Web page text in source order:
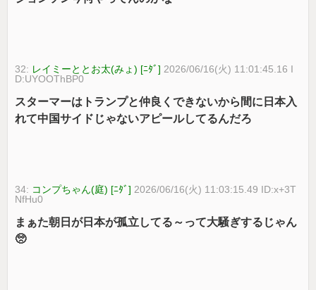
32: レイミーととお太(みょ) [ﾆﾀﾞ] 2026/06/16(火) 11:01:45.16 I
D:UYOOThBP0
スターマーはトランプと仲良くできないから間に日本入
れて中国サイドじゃないアピールしてるんだろ
34: コンプちゃん(庭) [ﾆﾀﾞ] 2026/06/16(火) 11:03:15.49 ID:x+3T
NfHu0
まぁた朝日が日本が孤立してる～って大騒ぎするじゃん
🥺